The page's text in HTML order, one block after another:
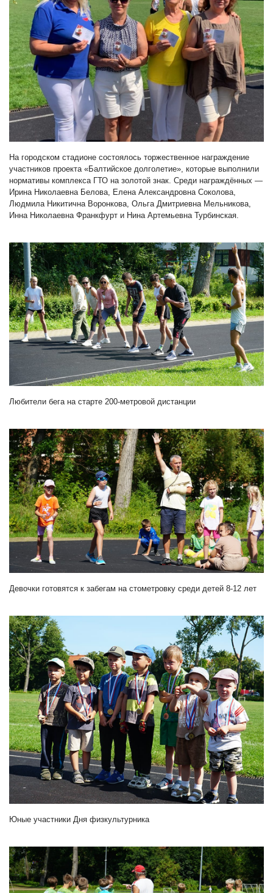
На городском стадионе состоялось торжественное награждение
участников проекта «Балтийское долголетие», которые выполнили
нормативы комплекса ГТО на золотой знак. Среди награждённых —
Ирина Николаевна Белова, Елена Александровна Соколова,
Людмила Никитична Воронкова, Ольга Дмитриевна Мельникова,
Инна Николаевна Франкфурт и Нина Артемьевна Турбинская.
Любители бега на старте 200-метровой дистанции
Девочки готовятся к забегам на стометровку среди детей 8-12 лет
Юные участники Дня физкультурника